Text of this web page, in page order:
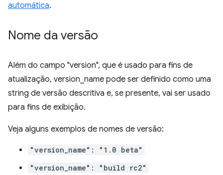
automática.
Nome da versão
Além do campo "version", que é usado para fins de
atualização, version_name pode ser definido como uma
string de versão descritiva e, se presente, vai ser usado
para fins de exibição.
Veja alguns exemplos de nomes de versão:
"version_name": "1.0 beta"
"version_name": "build rc2"